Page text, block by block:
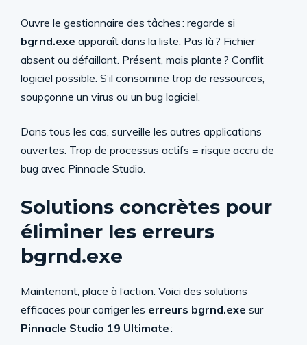
Ouvre le gestionnaire des tâches : regarde si
bgrnd.exe apparaît dans la liste. Pas là ? Fichier
absent ou défaillant. Présent, mais plante ? Conflit
logiciel possible. S’il consomme trop de ressources,
soupçonne un virus ou un bug logiciel.
Dans tous les cas, surveille les autres applications
ouvertes. Trop de processus actifs = risque accru de
bug avec Pinnacle Studio.
Solutions concrètes pour
éliminer les erreurs
bgrnd.exe
Maintenant, place à l’action. Voici des solutions
efficaces pour corriger les erreurs bgrnd.exe sur
Pinnacle Studio 19 Ultimate: